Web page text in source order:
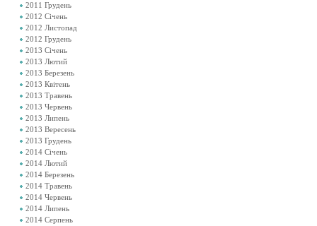
2011 Грудень
2012 Січень
2012 Листопад
2012 Грудень
2013 Січень
2013 Лютий
2013 Березень
2013 Квітень
2013 Травень
2013 Червень
2013 Липень
2013 Вересень
2013 Грудень
2014 Січень
2014 Лютий
2014 Березень
2014 Травень
2014 Червень
2014 Липень
2014 Серпень